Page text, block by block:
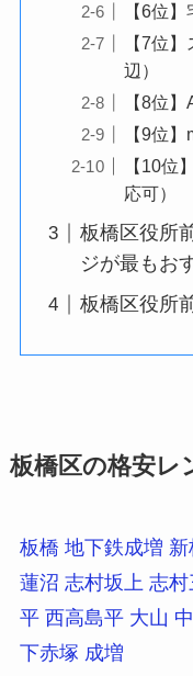
【6位
【7位
辺）
【8位
【9位
【10位
応可）
板橋区役所
ジが最もお
板橋区役所
板橋区の格安レ
板橋 地下鉄成増 新
蓮沼 志村坂上 志村
平 西高島平 大山
下赤塚 成増